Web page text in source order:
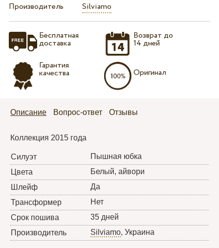
Производитель
Silviamo
Бесплатная
доставка
Гарантия
качества
Возврат до
14 дней
Оригинал
Описание Вопрос-ответ Отзывы
Коллекция 2015 года
Силуэт
Пышная юбка
Цвета
Белый, айвори
Шлейф
Да
Трансформер
Нет
Срок пошива
35 дней
Производитель
Silviamo, Украина